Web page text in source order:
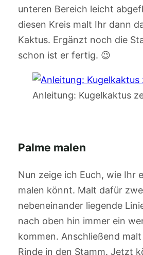
unteren Bereich leicht
diesen Kreis malt Ihr dann
Kaktus. Ergänzt noch die
schon ist er fertig. 😉
Anleitung: Kugelkaktus
Palme malen
Nun zeige ich Euch, wie Ihr
malen könnt. Malt dafür
nebeneinander liegende
nach oben hin immer ein
kommen. Anschließend
Rinde in den Stamm. Jetzt